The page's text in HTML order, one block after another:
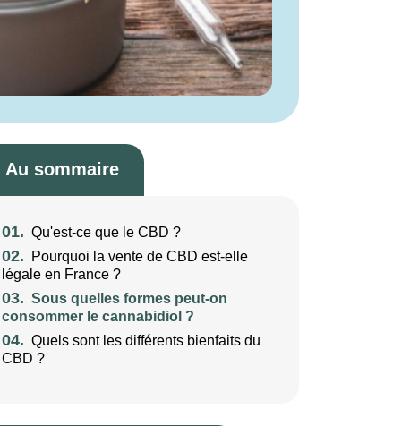
Au sommaire
01. Qu'est-ce que le CBD ?
02.
Pourquoi la vente de CBD est-elle
légale en France ?
03. Sous quelles formes peut-on
consommer le cannabidiol ?
04. Quels sont les différents bienfaits du
CBD ?